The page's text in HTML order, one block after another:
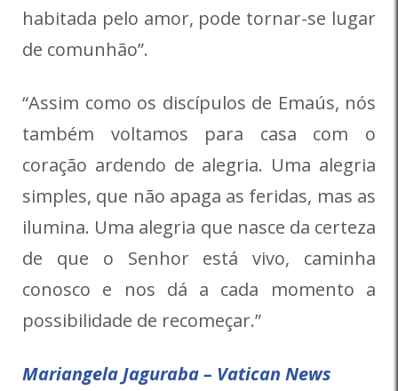
habitada pelo amor, pode tornar-se lugar
de comunhão”.
“Assim como os discípulos de Emaús, nós
também voltamos para casa com o
coração ardendo de alegria. Uma alegria
simples, que não apaga as feridas, mas as
ilumina. Uma alegria que nasce da certeza
de que o Senhor está vivo, caminha
conosco e nos dá a cada momento a
possibilidade de recomeçar.”
Mariangela Jaguraba – Vatican News